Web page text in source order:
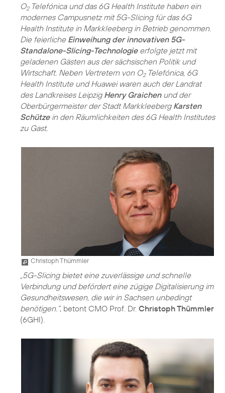
O2Telefónica und das 6G Health Institute haben ein
modernes Campusnetz mit 5G-Slicing für das 6G
Health Institute in Markkleeberg in Betrieb genommen.
Die feierliche Einweihung der innovativen 5G-
Standalone-Slicing-Technologieerfolgte jetzt mit
geladenen Gästen aus der sächsischen Politik und
Wirtschaft. Neben Vertretern von O2Telefónica, 6G
Health Institute und Huawei waren auch der Landrat
des Landkreises Leipzig Henry Graichenund der
Oberbürgermeister der Stadt Markkleeberg Karsten
Schützein den Räumlichkeiten des 6G Health Institutes
zu Gast.
Christoph Thümmler
„5G-Slicing bietet eine zuverlässige und schnelle
Verbindung und befördert eine zügige Digitalisierung im
Gesundheitswesen, die wir in Sachsen unbedingt
benötigen.“, betont CMO Prof. Dr. Christoph Thümmler
(6GHI).